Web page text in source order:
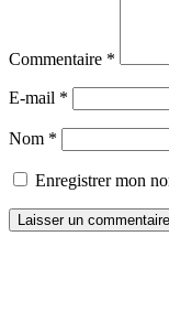
Commentaire *
E-mail *
Nom *
Enregistrer mon